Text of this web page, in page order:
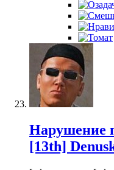
Нарушение
[13th]